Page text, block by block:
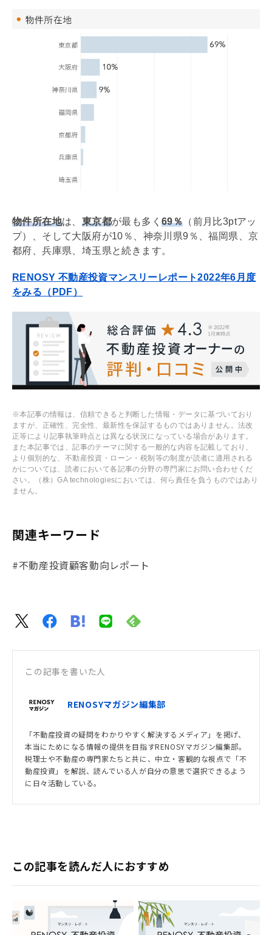
物件所在地は、 東京都が最も多く69％ （前月比3ptアッ
プ）、そして大阪府が10％、神奈川県9％、福岡県、京
都府、兵庫県、埼玉県と続きます。
RENOSY 不動産投資マンスリーレポート2022年6月度
をみる（PDF）
※本記事の情報は、信頼できると判断した情報・データに基づいており
ますが、正確性、完全性、最新性を保証するものではありません。法改
正等により記事執筆時点とは異なる状況になっている場合があります。
また本記事では、記事のテーマに関する一般的な内容を記載しており、
より個別的な、不動産投資・ローン・税制等の制度が読者に適用される
かについては、読者において各記事の分野の専門家にお問い合わせくだ
さい。（株）GA technologiesにおいては、何ら責任を負うものではあり
ません。
関連キーワード
#不動産投資顧客動向レポート
この記事を書いた人
RENOSYマガジン編集部
「不動産投資の疑問をわかりやすく解決するメディア」を掲げ、
本当にためになる情報の提供を目指すRENOSYマガジン編集部。
税理士や不動産の専門家たちと共に、中立・客観的な視点で「不
動産投資」を解説、読んでいる人が自分の意思で選択できるよう
に日々活動している。
この記事を読んだ人におすすめ